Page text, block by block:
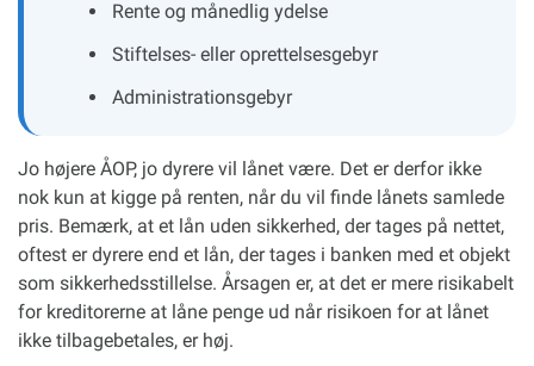
Rente og månedlig ydelse
Stiftelses- eller oprettelsesgebyr
Administrationsgebyr
Jo højere ÅOP, jo dyrere vil lånet være. Det er derfor ikke
nok kun at kigge på renten, når du vil finde lånets samlede
pris. Bemærk, at et lån uden sikkerhed, der tages på nettet,
oftest er dyrere end et lån, der tages i banken med et objekt
som sikkerhedsstillelse. Årsagen er, at det er mere risikabelt
for kreditorerne at låne penge ud når risikoen for at lånet
ikke tilbagebetales, er høj.